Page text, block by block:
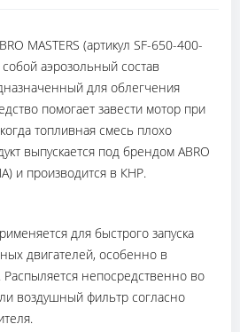
MASTERS (артикул SF-650-400-
собой аэрозольный состав
для облегчения
помогает завести мотор при
топливная смесь плохо
выпускается под брендом ABRO
и производится в КНР.
для быстрого запуска
двигателей, особенно в
непосредственно во
воздушный фильтр согласно